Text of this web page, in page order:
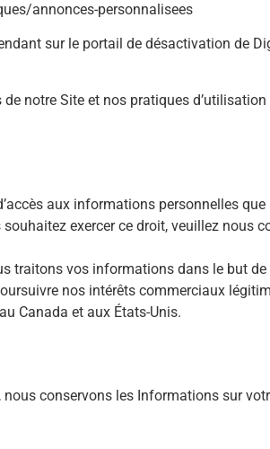
annonces-personnalisees
sur le portail de désactivation de
notre Site et nos pratiques
aux informations personnelles
exercer ce droit, veuillez nous
traitons vos informations dans le but
nos intérêts commerciaux
Canada et aux États-Unis.
conservons les Informations sur